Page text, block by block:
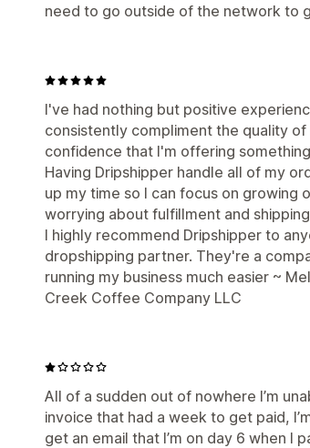
need to go outside of the network to
I've had nothing but positive
consistently compliment the quality
confidence that I'm offering
Having Dripshipper handle all of my
up my time so I can focus on growing
worrying about fulfillment and
I highly recommend Dripshipper to
dropshipping partner. They're a
running my business much easier ~
Creek Coffee Company LLC
All of a sudden out of nowhere I’m
invoice that had a week to get paid,
get an email that I’m on day 6 when I